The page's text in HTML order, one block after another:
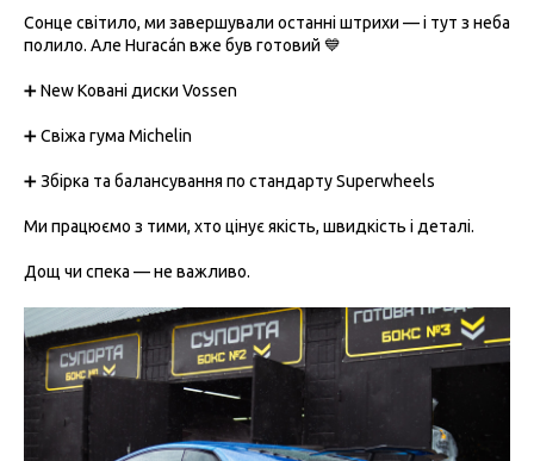
Сонце світило, ми завершували останні штрихи — і тут з неба
полило. Але Huracán вже був готовий 💙
➕ New Ковані диски Vossen
➕ Свіжа гума Michelin
➕ Збірка та балансування по стандарту Superwheels
Ми працюємо з тими, хто цінує якість, швидкість і деталі.
Дощ чи спека — не важливо.